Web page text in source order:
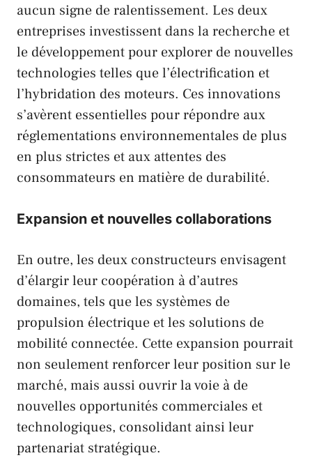
aucun signe de ralentissement. Les deux
entreprises investissent dans la recherche et
le développement pour explorer de nouvelles
technologies telles que l’électrification et
l’hybridation des moteurs. Ces innovations
s’avèrent essentielles pour répondre aux
réglementations environnementales de plus
en plus strictes et aux attentes des
consommateurs en matière de durabilité.
Expansion et nouvelles collaborations
En outre, les deux constructeurs envisagent
d’élargir leur coopération à d’autres
domaines, tels que les systèmes de
propulsion électrique et les solutions de
mobilité connectée. Cette expansion pourrait
non seulement renforcer leur position sur le
marché, mais aussi ouvrir la voie à de
nouvelles opportunités commerciales et
technologiques, consolidant ainsi leur
partenariat stratégique.